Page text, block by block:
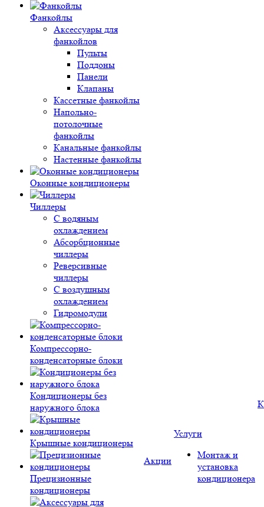
Фанкойлы
Аксессуары для
фанкойлов
Пульты
Поддоны
Панели
Клапаны
Кассетные фанкойлы
Напольно-
потолочные
фанкойлы
Канальные фанкойлы
Настенные фанкойлы
Оконные кондиционеры
Чиллеры
С водяным
охлаждением
Абсорбционные
чиллеры
Реверсивные
чиллеры
С воздушным
охлаждением
Гидромодули
Компрессорно-
конденсаторные блоки
Кондиционеры без
наружного блока
Крышные кондиционеры
Прецизионные
кондиционеры
Акции
Услуги
Монтаж и
установка
кондиционера